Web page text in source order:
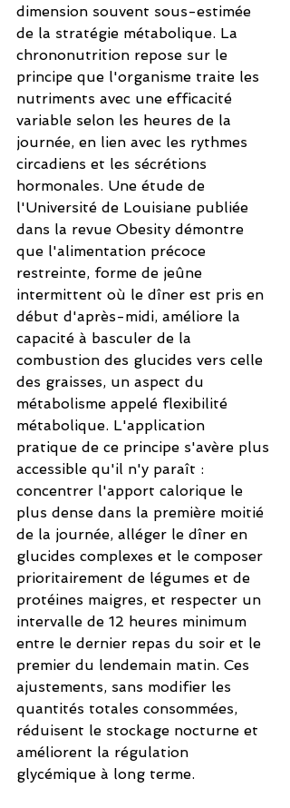
dimension souvent sous-estimée
de la stratégie métabolique. La
chrononutrition repose sur le
principe que l'organisme traite les
nutriments avec une efficacité
variable selon les heures de la
journée, en lien avec les rythmes
circadiens et les sécrétions
hormonales. Une étude de
l'Université de Louisiane publiée
dans la revue Obesity démontre
que l'alimentation précoce
restreinte, forme de jeûne
intermittent où le dîner est pris en
début d'après-midi, améliore la
capacité à basculer de la
combustion des glucides vers celle
des graisses, un aspect du
métabolisme appelé flexibilité
métabolique. L'application
pratique de ce principe s'avère plus
accessible qu'il n'y paraît :
concentrer l'apport calorique le
plus dense dans la première moitié
de la journée, alléger le dîner en
glucides complexes et le composer
prioritairement de légumes et de
protéines maigres, et respecter un
intervalle de 12 heures minimum
entre le dernier repas du soir et le
premier du lendemain matin. Ces
ajustements, sans modifier les
quantités totales consommées,
réduisent le stockage nocturne et
améliorent la régulation
glycémique à long terme.